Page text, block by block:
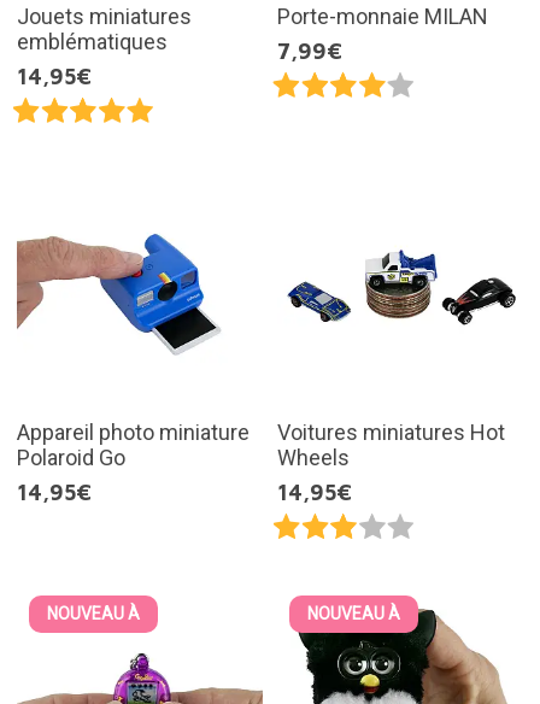
Jouets miniatures
emblématiques
14,95€
Porte-monnaie MILAN
7,99€
Appareil photo miniature
Polaroid Go
14,95€
Voitures miniatures Hot
Wheels
14,95€
NOUVEAU À NOUVEAU À